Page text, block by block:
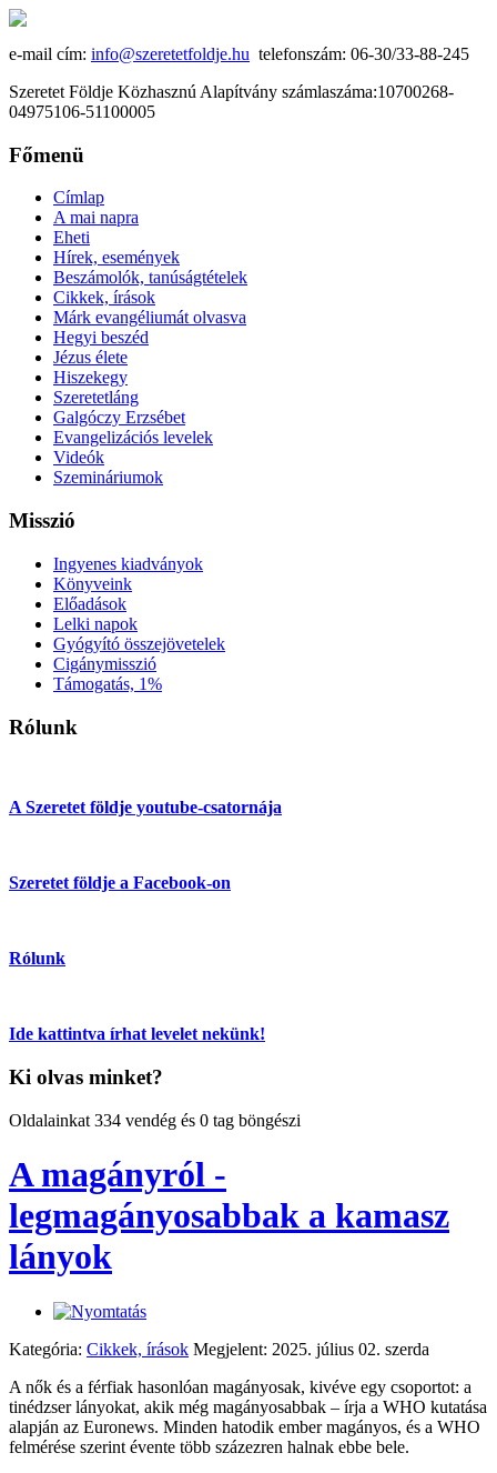
e-mail cím: info@szeretetfoldje.hu telefonszám: 06-30/33-88-245
Szeretet Földje Közhasznú Alapítvány számlaszáma:10700268-
04975106-51100005
Főmenü
Címlap
A mai napra
Eheti
Hírek, események
Beszámolók, tanúságtételek
Cikkek, írások
Márk evangéliumát olvasva
Hegyi beszéd
Jézus élete
Hiszekegy
Szeretetláng
Galgóczy Erzsébet
Evangelizációs levelek
Videók
Szemináriumok
Misszió
Ingyenes kiadványok
Könyveink
Előadások
Lelki napok
Gyógyító összejövetelek
Cigánymisszió
Támogatás, 1%
Rólunk
A Szeretet földje youtube-csatornája
Szeretet földje a Facebook-on
Rólunk
Ide kattintva írhat levelet nekünk!
Ki olvas minket?
Oldalainkat 334 vendég és 0 tag böngészi
A magányról -
legmagányosabbak a kamasz
lányok
Kategória: Cikkek, írások Megjelent: 2025. július 02. szerda
A nők és a férfiak hasonlóan magányosak, kivéve egy csoportot: a
tinédzser lányokat, akik még magányosabbak – írja a WHO kutatása
alapján az Euronews. Minden hatodik ember magányos, és a WHO
felmérése szerint évente több százezren halnak ebbe bele.